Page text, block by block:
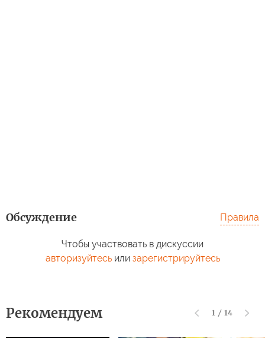
Обсуждение Правила
Чтобы участвовать в дискуссии
авторизуйтесьили зарегистрируйтесь
Рекомендуем 1 / 14